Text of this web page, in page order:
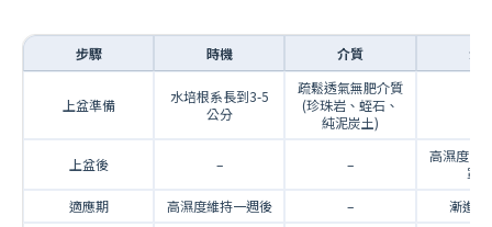
步驟 時機 介質 濕
上盆準備
水培根系長到3-5
公分
疏鬆透氣無肥介質
(珍珠岩、蛭石、
純泥炭土)
上盆後 – –
高濕度 (
罩
適應期
高濕度維持一週後 –
漸進式